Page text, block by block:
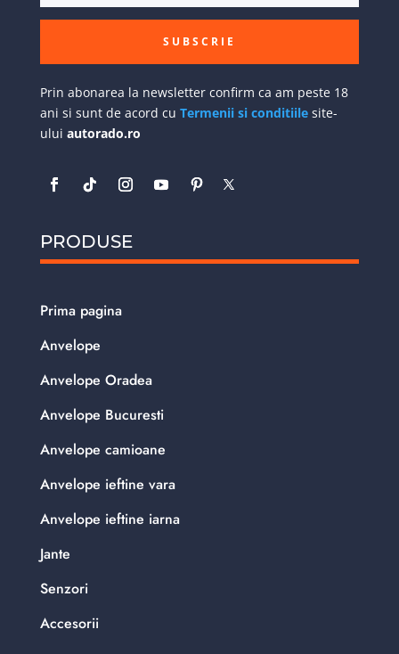
SUBSCRIE
Prin abonarea la newsletter confirm ca am peste 18
ani si sunt de acord cu Termenii si conditiilesite-
ului autorado.ro
PRODUSE
Prima pagina
Anvelope
Anvelope Oradea
Anvelope Bucuresti
Anvelope camioane
Anvelope ieftine vara
Anvelope ieftine iarna
Jante
Senzori
Accesorii